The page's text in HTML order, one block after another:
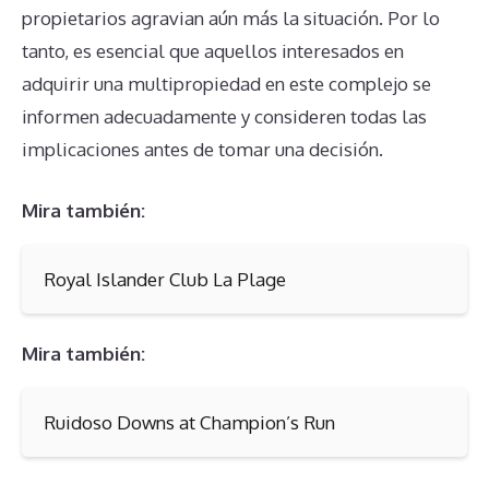
propietarios agravian aún más la situación. Por lo
tanto, es esencial que aquellos interesados en
adquirir una multipropiedad en este complejo se
informen adecuadamente y consideren todas las
implicaciones antes de tomar una decisión.
Mira también:
Royal Islander Club La Plage
Mira también:
Ruidoso Downs at Champion’s Run